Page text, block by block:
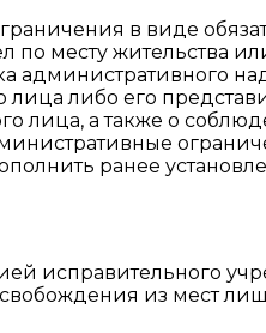
в виде
по месту жительства
административного
либо его
лица, а также о
ранее
исправительного
из мест